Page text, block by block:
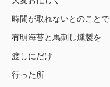
時間が取れないとのことで
有明海苔と馬刺し燻製を
渡しにだけ
行った所